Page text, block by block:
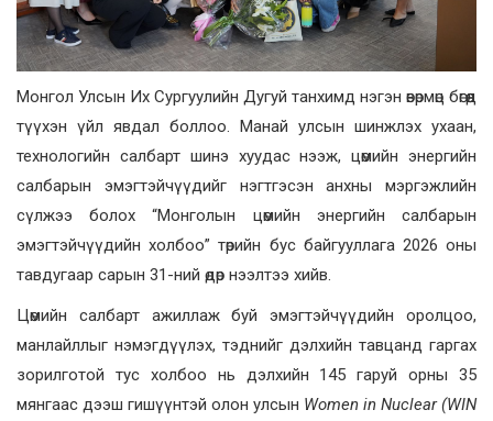
Монгол Улсын Их Сургуулийн Дугуй танхимд нэгэн өвөрмөц бөгөөд
түүхэн үйл явдал боллоо. Манай улсын шинжлэх ухаан,
технологийн салбарт шинэ хуудас нээж, цөмийн энергийн
салбарын эмэгтэйчүүдийг нэгтгэсэн анхны мэргэжлийн
сүлжээ болох “Монголын цөмийн энергийн салбарын
эмэгтэйчүүдийн холбоо” төрийн бус байгууллага 2026 оны
тавдугаар сарын 31-ний өдөр нээлтээ хийв.
Цөмийн салбарт ажиллаж буй эмэгтэйчүүдийн оролцоо,
манлайллыг нэмэгдүүлэх, тэднийг дэлхийн тавцанд гаргах
зорилготой тус холбоо нь дэлхийн 145 гаруй орны 35
мянгаас дээш гишүүнтэй олон улсын Women in Nuclear (WIN